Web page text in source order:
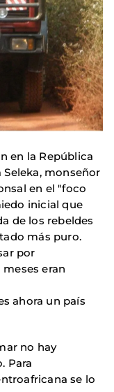
en la República
monseñor
en el "foco
inicial que
de los rebeldes
más puro.
por
eran
ahora un país
no hay
Para
se lo